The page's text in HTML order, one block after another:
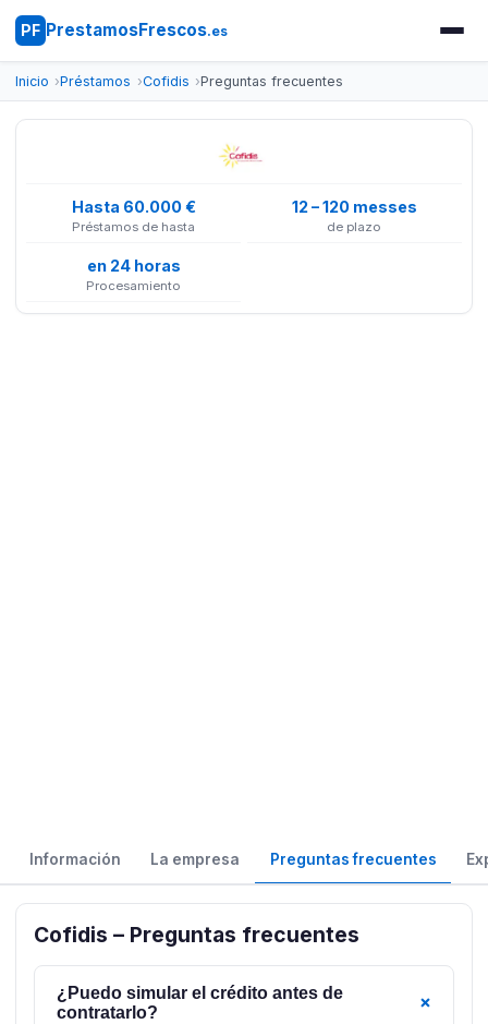
PF PrestamosFrescos.es
Inicio Préstamos Cofidis Preguntas frecuentes
Hasta 60.000 €
Préstamos de hasta
12 – 120 messes
de plazo
en 24 horas
Procesamiento
Información La empresa Preguntas frecuentes
Cofidis – Preguntas frecuentes
¿Puedo simular el crédito antes de
contratarlo?
+